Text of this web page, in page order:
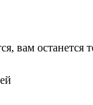
вам останется